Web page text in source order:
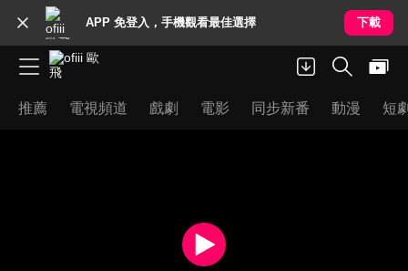
APP 免登入，手機觀看最佳選擇 下載
推薦 電視頻道 戲劇 電影 同步新番 動漫 短